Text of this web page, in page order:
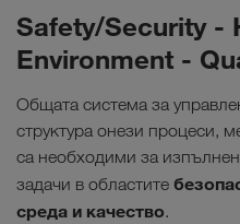
WALTER GROUP
Работни места & кариера
Safety/Security -
Environment -
Общата система за
структура онези процеси,
са необходими за
задачи в областите
среда и качество.